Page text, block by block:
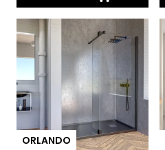
ORLANDO